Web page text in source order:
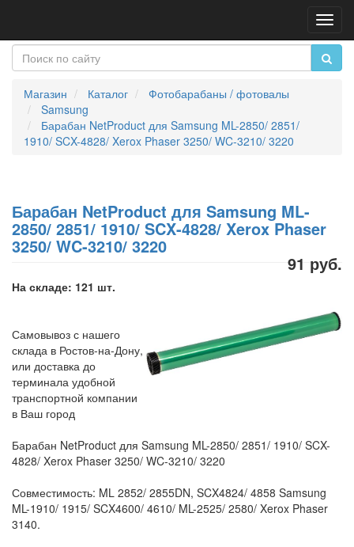
Магазин Каталог
Фотобарабаны / фотовалы
Samsung
Барабан NetProduct для Samsung ML-2850/ 2851/
1910/ SCX-4828/ Xerox Phaser 3250/ WC-3210/ 3220
Барабан NetProduct для Samsung ML-
2850/ 2851/ 1910/ SCX-4828/ Xerox Phaser
3250/ WC-3210/ 3220
91 руб.
На складе: 121 шт.
Самовывоз с нашего
склада в Ростов-на-Дону,
или доставка до
терминала удобной
транспортной компании
в Ваш город
Барабан NetProduct для Samsung ML-2850/ 2851/ 1910/ SCX-
4828/ Xerox Phaser 3250/ WC-3210/ 3220
Совместимость: ML 2852/ 2855DN, SCX4824/ 4858 Samsung
ML-1910/ 1915/ SCX4600/ 4610/ ML-2525/ 2580/ Xerox Phaser
3140.